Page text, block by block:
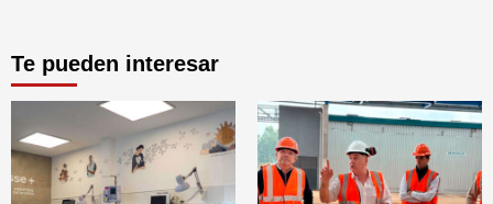
Te pueden interesar